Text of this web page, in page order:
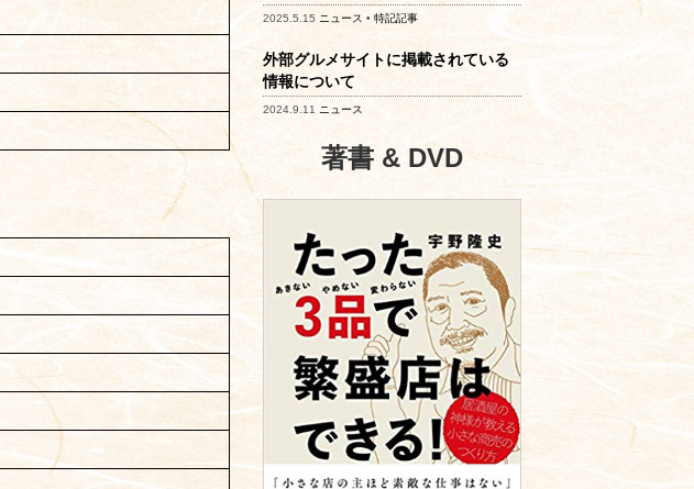
2025.5.15 ニュース • 特記記事
外部グルメサイトに掲載されている
情報について
2024.9.11 ニュース
著書 & DVD